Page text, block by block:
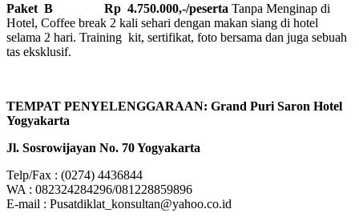
Paket B
Rp 4.750.000,-/peserta Tanpa Menginap di
Hotel, Coffee break 2 kali sehari dengan makan siang di hotel
selama 2 hari. Training kit, sertifikat, foto bersama dan juga sebuah
tas eksklusif.
TEMPAT PENYELENGGARAAN: Grand Puri Saron Hotel
Yogyakarta
Jl. Sosrowijayan No. 70 Yogyakarta
Telp/Fax : (0274) 4436844
WA : 082324284296/081228859896
E-mail : Pusatdiklat_konsultan@yahoo.co.id